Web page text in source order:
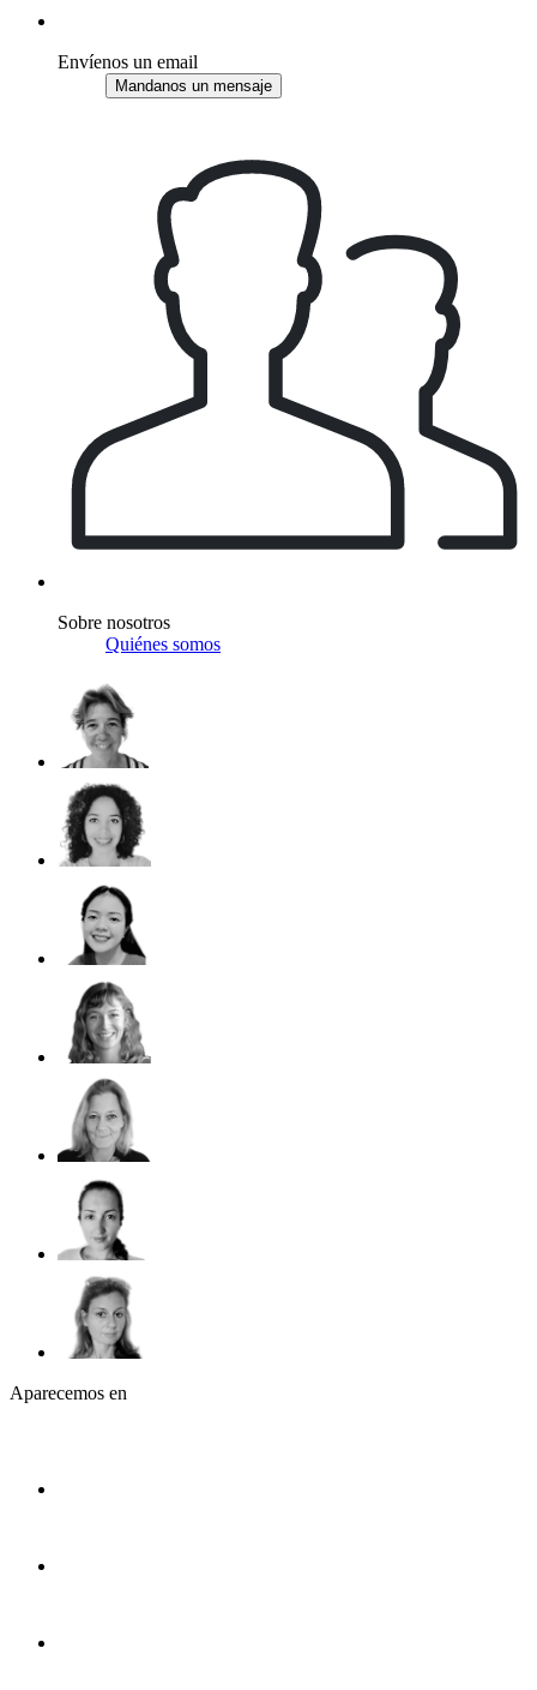
Envíenos un email
Mandanos un mensaje
Sobre nosotros
Quiénes somos
Aparecemos en